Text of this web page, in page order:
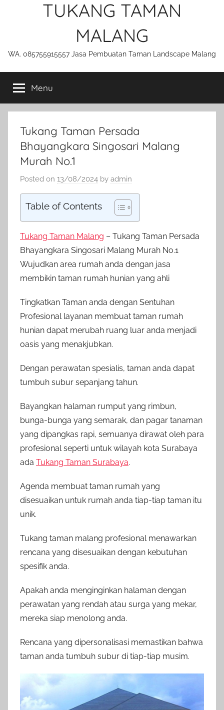
TUKANG TAMAN
MALANG
WA. 085755915557 Jasa Pembuatan Taman Landscape Malang
Menu
Tukang Taman Persada
Bhayangkara Singosari Malang
Murah No.1
Posted on 13/08/2024 by admin
Table of Contents
Tukang Taman Malang – Tukang Taman Persada
Bhayangkara Singosari Malang Murah No.1
Wujudkan area rumah anda dengan jasa
membikin taman rumah hunian yang ahli
Tingkatkan Taman anda dengan Sentuhan
Profesional layanan membuat taman rumah
hunian dapat merubah ruang luar anda menjadi
oasis yang menakjubkan.
Dengan perawatan spesialis, taman anda dapat
tumbuh subur sepanjang tahun.
Bayangkan halaman rumput yang rimbun,
bunga-bunga yang semarak, dan pagar tanaman
yang dipangkas rapi, semuanya dirawat oleh para
profesional seperti untuk wilayah kota Surabaya
ada Tukang Taman Surabaya.
Agenda membuat taman rumah yang
disesuaikan untuk rumah anda tiap-tiap taman itu
unik.
Tukang taman malang profesional menawarkan
rencana yang disesuaikan dengan kebutuhan
spesifik anda.
Apakah anda menginginkan halaman dengan
perawatan yang rendah atau surga yang mekar,
mereka siap menolong anda.
Rencana yang dipersonalisasi memastikan bahwa
taman anda tumbuh subur di tiap-tiap musim.